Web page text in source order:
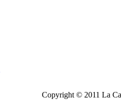
Copyright © 2011 La